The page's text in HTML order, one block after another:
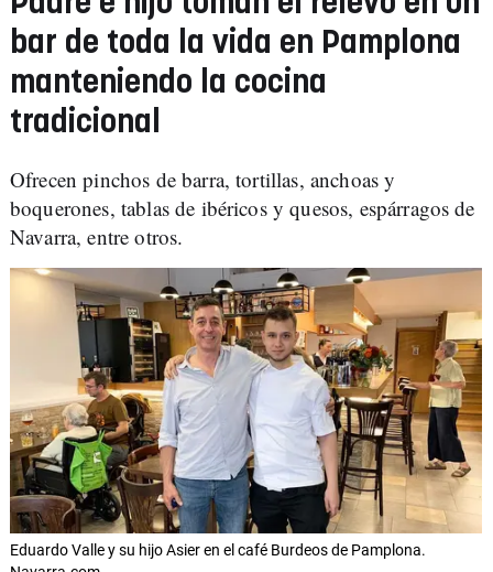
bar de toda la vida en Pamplona
manteniendo la cocina
tradicional
Ofrecen pinchos de barra, tortillas, anchoas y
boquerones, tablas de ibéricos y quesos, espárragos de
Navarra, entre otros.
Eduardo Valle y su hijo Asier en el café Burdeos de Pamplona.